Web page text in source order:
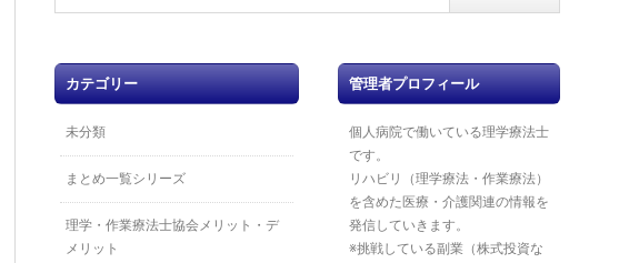
カテゴリー
未分類
まとめ一覧シリーズ
理学・作業療法士協会メリット・デ
メリット
管理者プロフィール
個人病院で働いている理学療法士
です。
リハビリ（理学療法・作業療法）
を含めた医療・介護関連の情報を
発信していきます。
※挑戦している副業（株式投資な